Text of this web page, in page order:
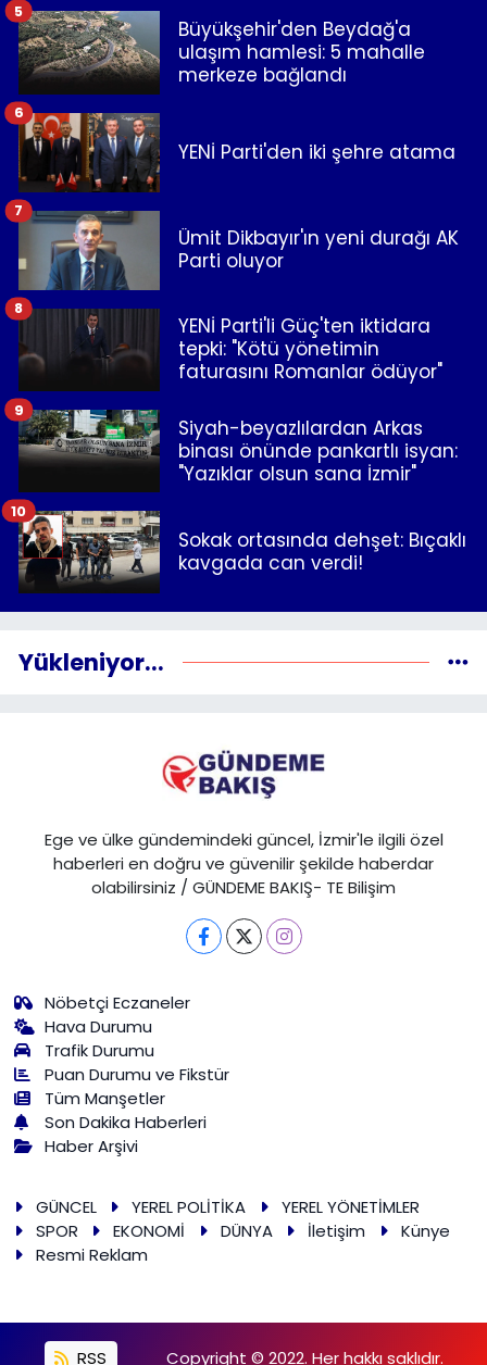
Büyükşehir'den Beydağ'a
ulaşım hamlesi: 5 mahalle
merkeze bağlandı
5
YENİ Parti'den iki şehre atama
6
Ümit Dikbayır'ın yeni durağı AK
Parti oluyor
7
YENİ Parti'li Güç'ten iktidara
tepki: "Kötü yönetimin
faturasını Romanlar ödüyor"
8
Siyah-beyazlılardan Arkas
binası önünde pankartlı isyan:
"Yazıklar olsun sana İzmir"
9
Sokak ortasında dehşet: Bıçaklı
kavgada can verdi!
10
Yükleniyor...
Ege ve ülke gündemindeki güncel, İzmir'le ilgili özel
haberleri en doğru ve güvenilir şekilde haberdar
olabilirsiniz / GÜNDEME BAKIŞ- TE Bilişim
Nöbetçi Eczaneler
Hava Durumu
Trafik Durumu
Puan Durumu ve Fikstür
Tüm Manşetler
Son Dakika Haberleri
Haber Arşivi
GÜNCEL YEREL POLİTİKA
YEREL YÖNETİMLER
SPOR
EKONOMİ DÜNYA İletişim
Künye
Resmi Reklam
RSS Copyright © 2022. Her hakkı saklıdır.